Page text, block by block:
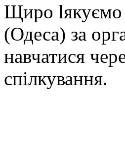
Щиро lякуємо
(Одеса) за
навчатися
спілкування.